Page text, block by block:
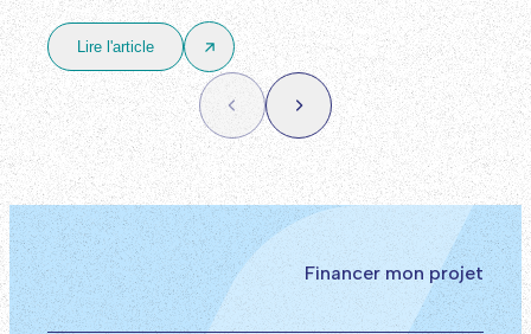
avec un approvisionnement en priorité auprès de
producteurs et d’acteurs locaux.
Lire l'article
Financer mon projet